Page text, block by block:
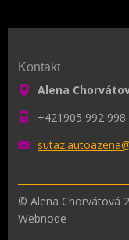
Kontakt
Alena
+421905 992 998
sutaz.au
© Alena Chorvátová
Webnode